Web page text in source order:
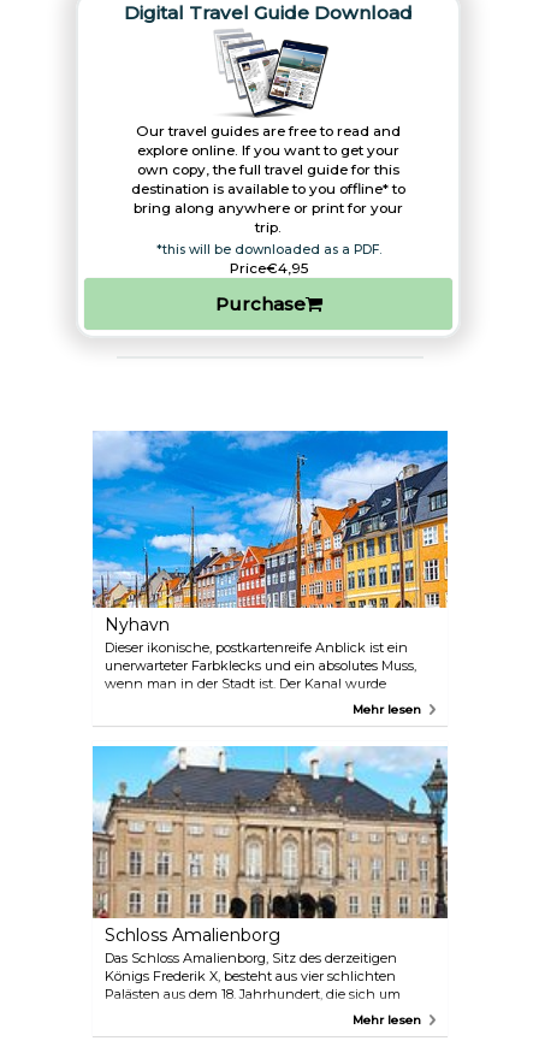
Digital Travel Guide Download
Our travel guides are free to read and
explore online. If you want to get your
own copy, the full travel guide for this
destination is available to you offline* to
bring along anywhere or print for your
trip.​
*this will be downloaded as a PDF.
Price€4,95
Purchase
Nyhavn
Dieser ikonische, postkartenreife Anblick ist ein
unerwarteter Farbklecks und ein absolutes Muss,
wenn man in der Stadt ist. Der Kanal wurde
gebaut, um den Kongens Nytorv mit dem Hafen zu
auch Hans Christian Andersen. Er schrieb „Das
Feuerzeug“, „Der kleine Klaus und der große Klaus“
und „Die Prinzessin auf der Erbse“, als er in
Hausnummer 20 wohnte, und verbrachte auch
einige Zeit in Hausnummer 18 und 67. Schlendern
Sie am Hafen entlang und setzen Sie sich abends
auf einen Drink in eines der vielen verlockenden
Lokale, von denen die meisten mit Heizung und
Decken ausgestattet sind, um es sich auch bei
niedrigen Temperaturen gemütlich zu machen.
Mehr lesen
Schloss Amalienborg
Das Schloss Amalienborg, Sitz des derzeitigen
Königs Frederik X, besteht aus vier schlichten
Palästen aus dem 18. Jahrhundert, die sich um
einen großen gepflasterten Platz herum befinden.
Mehr lesen